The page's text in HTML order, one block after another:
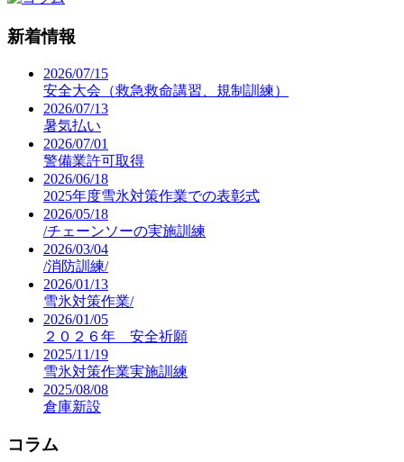
新着情報
2026/07/15
安全大会（救急救命講習、規制訓練）
2026/07/13
暑気払い
2026/07/01
警備業許可取得
2026/06/18
2025年度雪氷対策作業での表彰式
2026/05/18
/チェーンソーの実施訓練
2026/03/04
/消防訓練/
2026/01/13
雪氷対策作業/
2026/01/05
２０２６年 安全祈願
2025/11/19
雪氷対策作業実施訓練
2025/08/08
倉庫新設
コラム